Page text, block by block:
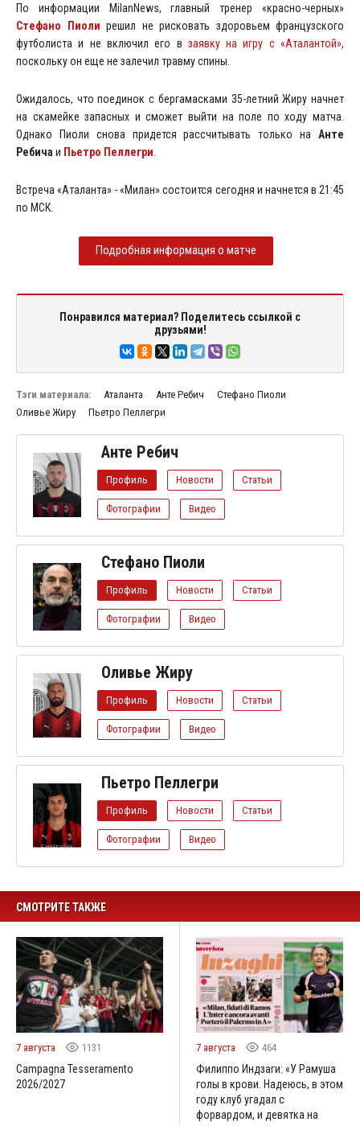
По информации MilanNews, главный тренер «красно-черных»
Стефано Пиоли решил не рисковать здоровьем французского
футболиста и не включил его в заявку на игру с «Аталантой»,
поскольку он еще не залечил травму спины.
Ожидалось, что поединок с бергамасками 35-летний Жиру начнет
на скамейке запасных и сможет выйти на поле по ходу матча.
Однако Пиоли снова придется рассчитывать только на Анте
Ребича и Пьетро Пеллегри
Встреча «Аталанта» - «Милан» состоится сегодня и начнется в 21:45
по МСК.
Подробная информация о матче
Понравился материал? Поделитесь ссылкой с
друзьями!
Тэги материала: Аталанта Анте Ребич
Стефано Пиоли
Оливье Жиру
Пьетро Пеллегри
Анте Ребич
Профиль Новости Статьи
Фотографии Видео
Стефано Пиоли
Профиль Новости Статьи
Фотографии Видео
Оливье Жиру
Профиль Новости Статьи
Фотографии Видео
Пьетро Пеллегри
Профиль Новости Статьи
Фотографии Видео
СМОТРИТЕ ТАКЖЕ
7 августа 1131
Campagna Tesseramento
2026/2027
7 августа 464
Филиппо Индзаги: «У Рамуша
голы в крови. Надеюсь, в этом
году клуб угадал с
форвардом, и девятка на